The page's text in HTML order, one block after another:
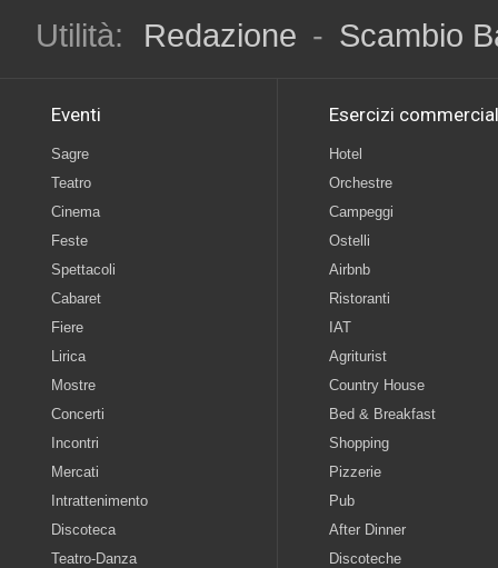
Utilità:
Redazione - Scambio
Eventi
Sagre
Teatro
Cinema
Feste
Spettacoli
Cabaret
Fiere
Lirica
Mostre
Concerti
Incontri
Mercati
Intrattenimento
Discoteca
Teatro-Danza
Esercizi
Hotel
Orchestre
Campeggi
Ostelli
Airbnb
Ristoranti
IAT
Agriturist
Country House
Bed & Breakfast
Shopping
Pizzerie
Pub
After Dinner
Discoteche